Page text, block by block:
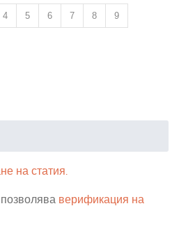
4 5 6 7 8 9
на статия.
верификация на